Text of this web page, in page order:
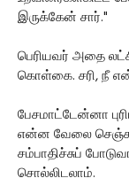
இருக்கேன் சார்."
பெரியவர் அதை
கொள்கை. சரி, நீ
பேசமாட்டேன்னா
என்ன வேலை
சம்பாதிச்சுப்
சொல்லிடலாம்.